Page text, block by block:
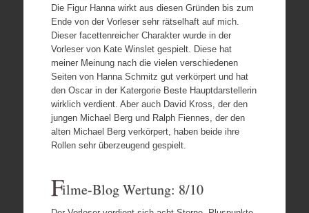
Die Figur Hanna wirkt aus diesen Gründen bis zum
Ende von der Vorleser sehr rätselhaft auf mich.
Dieser facettenreicher Charakter wurde in der
Vorleser von Kate Winslet gespielt. Diese hat
meiner Meinung nach die vielen verschiedenen
Seiten von Hanna Schmitz gut verkörpert und hat
den Oscar in der Katergorie Beste Hauptdarstellerin
wirklich verdient. Aber auch David Kross, der den
jungen Michael Berg und Ralph Fiennes, der den
alten Michael Berg verkörpert, haben beide ihre
Rollen sehr überzeugend gespielt.
Filme-Blog Wertung: 8/10